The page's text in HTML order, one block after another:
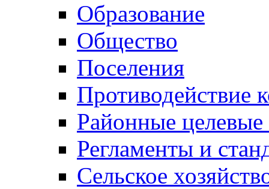
Образование
Общество
Поселения
Противодействие
Районные
Регламенты и
Сельское